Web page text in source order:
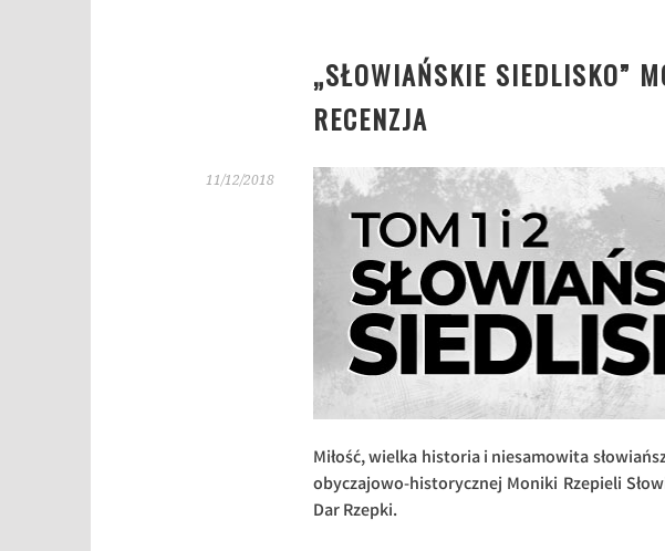
„SŁOWIAŃSKIE SIEDLISKO”
RECENZJA
11/12/2018
Miłość, wielka historia i niesamowita
obyczajowo-historycznej Moniki Rzepieli
Dar Rzepki.